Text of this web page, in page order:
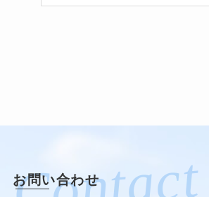
お問い合わせ